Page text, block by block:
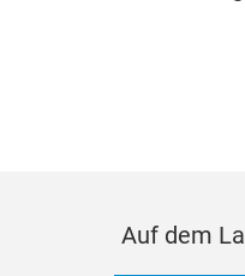
Auf dem